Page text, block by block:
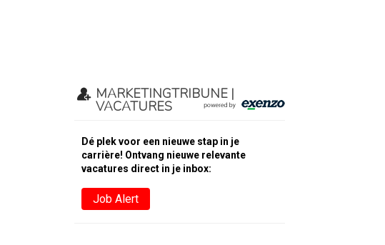
MARKETINGTRIBUNE |
VACATURES
Dé plek voor een nieuwe stap in je
carrière! Ontvang nieuwe relevante
vacatures direct in je inbox:
Job Alert